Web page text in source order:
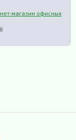
магазин офисных